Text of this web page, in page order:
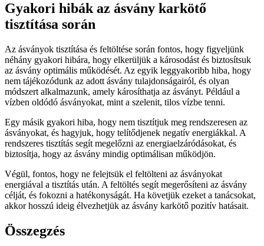
Gyakori hibák az ásvány karkötő
tisztítása során
Az ásványok tisztítása és feltöltése során fontos, hogy figyeljünk
néhány gyakori hibára, hogy elkerüljük a károsodást és biztosítsuk
az ásvány optimális működését. Az egyik leggyakoribb hiba, hogy
nem tájékozódunk az adott ásvány tulajdonságairól, és olyan
módszert alkalmazunk, amely károsíthatja az ásványt. Például a
vízben oldódó ásványokat, mint a szelenit, tilos vízbe tenni.
Egy másik gyakori hiba, hogy nem tisztítjuk meg rendszeresen az
ásványokat, és hagyjuk, hogy telítődjenek negatív energiákkal. A
rendszeres tisztítás segít megelőzni az energiaelzáródásokat, és
biztosítja, hogy az ásvány mindig optimálisan működjön.
Végül, fontos, hogy ne felejtsük el feltölteni az ásványokat
energiával a tisztítás után. A feltöltés segít megerősíteni az ásvány
célját, és fokozni a hatékonyságát. Ha követjük ezeket a tanácsokat,
akkor hosszú ideig élvezhetjük az ásvány karkötő pozitív hatásait.
Összegzés